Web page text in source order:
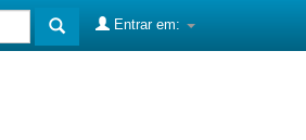
Entrar em: